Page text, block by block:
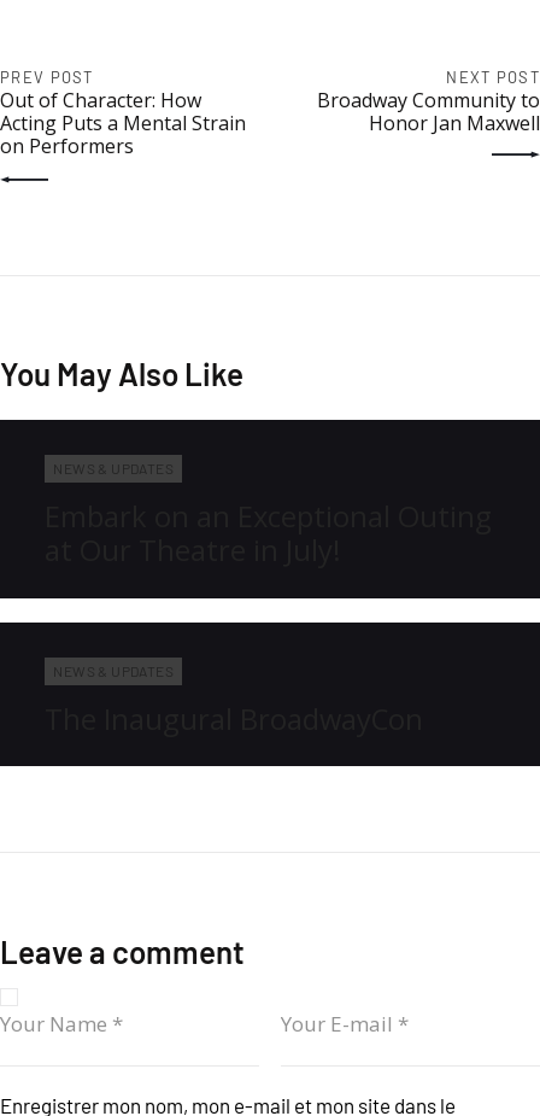
PREV POST
Out of Character: How
Acting Puts a Mental Strain
on Performers
NEXT POST
Broadway Community to
Honor Jan Maxwell
You May Also Like
NEWS & UPDATES
NEWS & UPDATES
Leave a comment
Enregistrer mon nom, mon e-mail et mon site dans le